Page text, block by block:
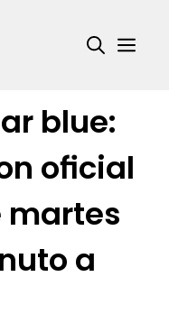
blue:
oficial
martes
a